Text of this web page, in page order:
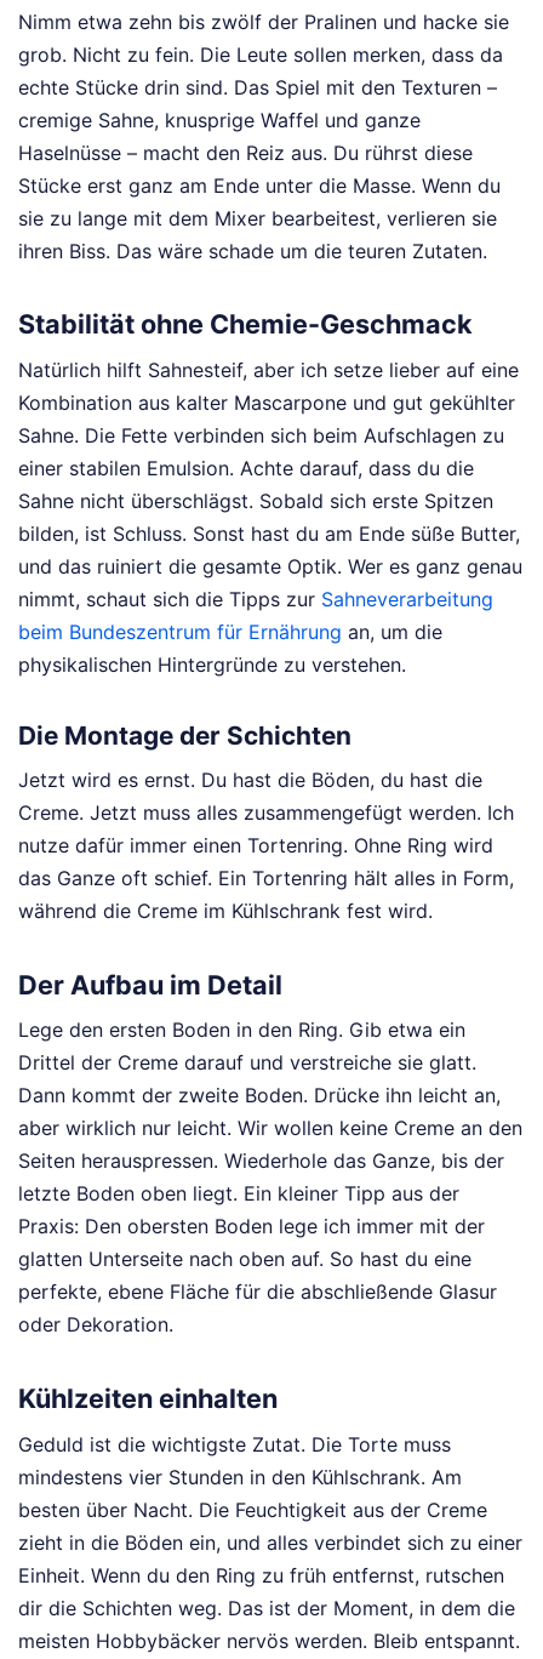
Nimm etwa zehn bis zwölf der Pralinen und hacke sie
grob. Nicht zu fein. Die Leute sollen merken, dass da
echte Stücke drin sind. Das Spiel mit den Texturen –
cremige Sahne, knusprige Waffel und ganze
Haselnüsse – macht den Reiz aus. Du rührst diese
Stücke erst ganz am Ende unter die Masse. Wenn du
sie zu lange mit dem Mixer bearbeitest, verlieren sie
ihren Biss. Das wäre schade um die teuren Zutaten.
Stabilität ohne Chemie-Geschmack
Natürlich hilft Sahnesteif, aber ich setze lieber auf eine
Kombination aus kalter Mascarpone und gut gekühlter
Sahne. Die Fette verbinden sich beim Aufschlagen zu
einer stabilen Emulsion. Achte darauf, dass du die
Sahne nicht überschlägst. Sobald sich erste Spitzen
bilden, ist Schluss. Sonst hast du am Ende süße Butter,
und das ruiniert die gesamte Optik. Wer es ganz genau
nimmt, schaut sich die Tipps zur Sahneverarbeitung
beim Bundeszentrum für Ernährung an, um die
physikalischen Hintergründe zu verstehen.
Die Montage der Schichten
Jetzt wird es ernst. Du hast die Böden, du hast die
Creme. Jetzt muss alles zusammengefügt werden. Ich
nutze dafür immer einen Tortenring. Ohne Ring wird
das Ganze oft schief. Ein Tortenring hält alles in Form,
während die Creme im Kühlschrank fest wird.
Der Aufbau im Detail
Lege den ersten Boden in den Ring. Gib etwa ein
Drittel der Creme darauf und verstreiche sie glatt.
Dann kommt der zweite Boden. Drücke ihn leicht an,
aber wirklich nur leicht. Wir wollen keine Creme an den
Seiten herauspressen. Wiederhole das Ganze, bis der
letzte Boden oben liegt. Ein kleiner Tipp aus der
Praxis: Den obersten Boden lege ich immer mit der
glatten Unterseite nach oben auf. So hast du eine
perfekte, ebene Fläche für die abschließende Glasur
oder Dekoration.
Kühlzeiten einhalten
Geduld ist die wichtigste Zutat. Die Torte muss
mindestens vier Stunden in den Kühlschrank. Am
besten über Nacht. Die Feuchtigkeit aus der Creme
zieht in die Böden ein, und alles verbindet sich zu einer
Einheit. Wenn du den Ring zu früh entfernst, rutschen
dir die Schichten weg. Das ist der Moment, in dem die
meisten Hobbybäcker nervös werden. Bleib entspannt.